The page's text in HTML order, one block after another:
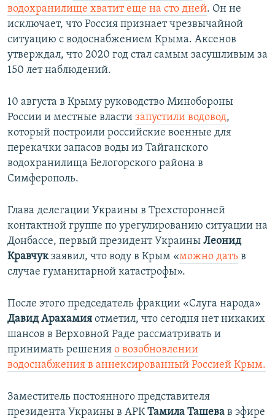
водохранилище хватит еще на сто дней. Он не
исключает, что Россия признает чрезвычайной
ситуацию с водоснабжением Крыма. Аксенов
утверждал, что 2020 год стал самым засушливым за
150 лет наблюдений.
10 августа в Крыму руководство Минобороны
России и местные власти запустили водовод,
который построили российские военные для
перекачки запасов воды из Тайганского
водохранилища Белогорского района в
Симферополь.
Глава делегации Украины в Трехсторонней
контактной группе по урегулированию ситуации на
Донбассе, первый президент Украины Леонид
Кравчукзаявил, что воду в Крым «можно дать в
случае гуманитарной катастрофы».
После этого председатель фракции «Слуга народа»
Давид Арахамия отметил, что сегодня нет никаких
шансов в Верховной Раде рассматривать и
принимать решения о возобновлении
водоснабжения в аннексированный Россией Крым.
Заместитель постоянного представителя
президента Украины в АРКТамила Ташева в эфире